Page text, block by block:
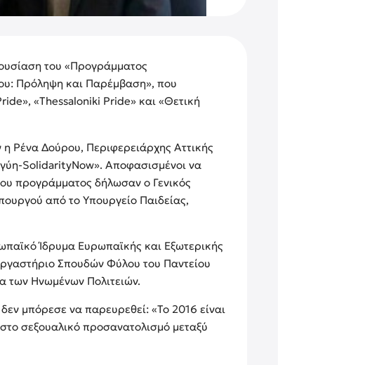
του «Προγράμματος
Πρόληψη και Παρέμβαση», που
«Thessaloniki Pride» και «Θετική
Ρένα Δούρου, Περιφερειάρχης Αττικής
SolidarityNow». Αποφασισμένοι να
προγράμματος δήλωσαν ο Γενικός
από το Υπουργείο Παιδείας,
Ίδρυμα Ευρωπαϊκής και Εξωτερικής
Σπουδών Φύλου του Παντείου
των Ηνωμένων Πολιτειών.
μπόρεσε να παρευρεθεί: «Το 2016 είναι
σεξουαλικό προσανατολισμό μεταξύ